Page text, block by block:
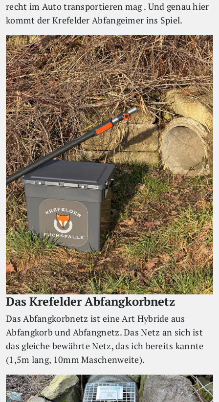
recht im Auto transportieren mag . Und genau hier
kommt der Krefelder Abfangeimer ins Spiel.
Das Krefelder Abfangkorbnetz
Das Abfangkorbnetz ist eine Art Hybride aus
Abfangkorb und Abfangnetz. Das Netz an sich ist
das gleiche bewährte Netz, das ich bereits kannte
(1,5m lang, 10mm Maschenweite).